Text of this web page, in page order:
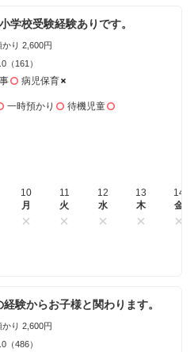
学校受験経験ありです。
り 2,600円
（161）
病児保育
一時預かり 待機児童
10
月
11
火
12
水
13
木
14
金
験からお子様と関わります。
り 2,600円
（486）